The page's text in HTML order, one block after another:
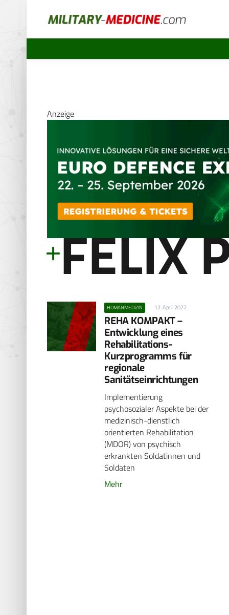
Anzeige
FELIX
HUMANMEDIZIN 12. April 2022
REHA KOMPAKT –
Entwicklung eines
Rehabilitations-
Kurzprogramms für
regionale
Sanitätseinrichtungen
Implementierung
psychosozialer Aspekte bei der
medizinisch-dienstlich
orientierten Rehabilitation
(MDOR) von psychisch
erkrankten Soldatinnen und
Soldaten
Mehr